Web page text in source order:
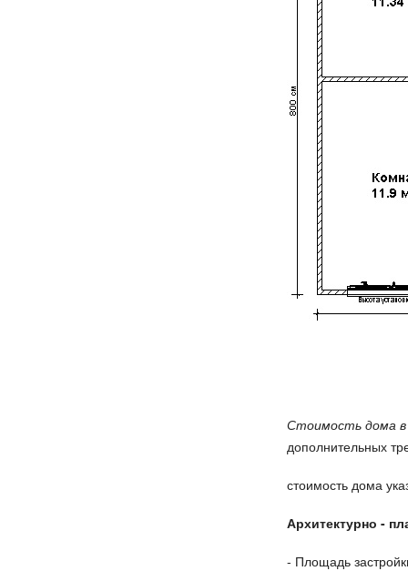
Стоимость дома в
дополнительных
стоимость дома
Архитектурно -
- Площадь